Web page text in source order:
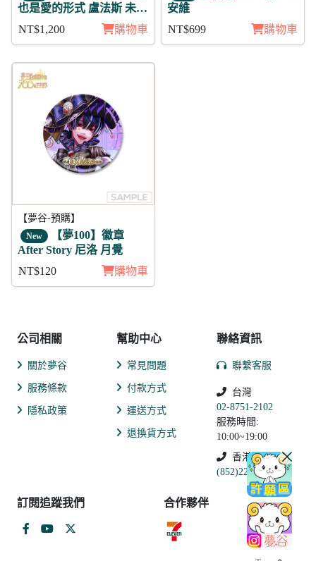
也是愛的形式 盧法斯 未覺
NT$1,200 購物車
安維
NT$699
購物車
【夢谷-預購】
New 【夢100】徽章
After Story 尼洛 月覺
NT$120
購物車
公司相關
關於夢谷
服務條款
隱私政策
幫助中心
常見問題
付款方式
運送方式
退換貨方式
聯絡資訊
聯繫客服
台灣
02-8751-2102
服務時間:
10:00~19:00
香港
(852)2250-9311
訂閱追蹤我們 合作夥伴